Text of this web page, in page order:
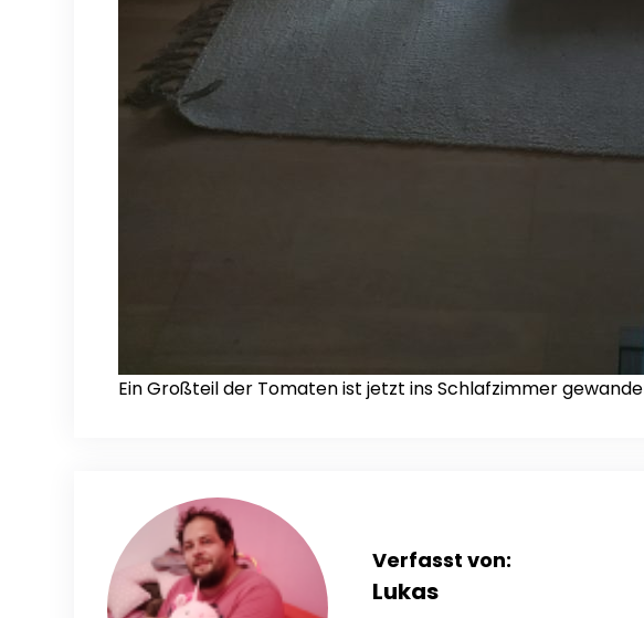
Ein Großteil der Tomaten ist jetzt ins Schlafzimmer
Verfasst von:
Lukas